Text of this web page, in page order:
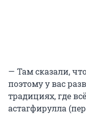
— Там сказали,
поэтому у вас
традициях, где
астагфирулла